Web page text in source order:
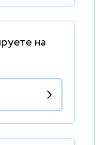
на